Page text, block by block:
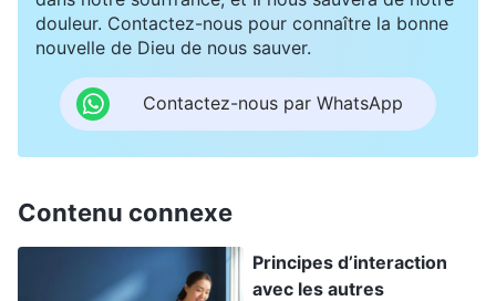
articles de témoignage, parce que c’est là le fruit
de l’œuvre de Dieu et l’incarnation de Ses efforts.
Puis j’ai pensé à mon propre cas. Même si Dieu
m’avait beaucoup donné, je n’osais même pas me
demander quels aspects de la vérité je
entrée, parce que, en grande partie, je ne
connaissais la parole de Dieu que de façon
douleur. Contactez-nous pour connaître la bonne
nouvelle de Dieu de nous sauver.
Contactez-nous par WhatsApp
Contenu connexe
Principes d’interaction
avec les autres